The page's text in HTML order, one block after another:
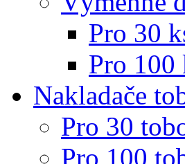
Pro 30
Pro 100
Nakladače
Pro 30
Pro 100